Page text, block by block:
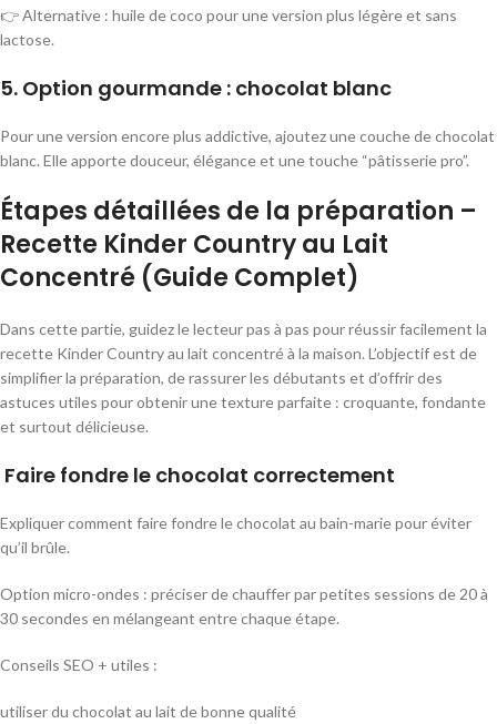
👉 Alternative : huile de coco pour une version plus légère et sans
lactose.
5. Option gourmande : chocolat blanc
Pour une version encore plus addictive, ajoutez une couche de chocolat
blanc. Elle apporte douceur, élégance et une touche “pâtisserie pro”.
Étapes détaillées de la préparation –
Recette Kinder Country au Lait
Concentré (Guide Complet)
Dans cette partie, guidez le lecteur pas à pas pour réussir facilement la
recette Kinder Country au lait concentré à la maison. L’objectif est de
simplifier la préparation, de rassurer les débutants et d’offrir des
astuces utiles pour obtenir une texture parfaite : croquante, fondante
et surtout délicieuse.
Faire fondre le chocolat correctement
Expliquer comment faire fondre le chocolat au bain-marie pour éviter
qu’il brûle.
Option micro-ondes : préciser de chauffer par petites sessions de 20 à
30 secondes en mélangeant entre chaque étape.
Conseils SEO + utiles :
utiliser du chocolat au lait de bonne qualité